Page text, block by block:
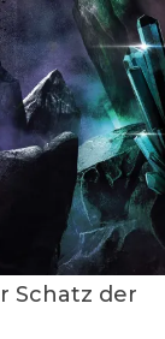
Schatz der